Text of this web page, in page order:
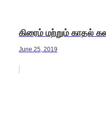
கிரைம் மற்றும் காதல்
June 25, 2019